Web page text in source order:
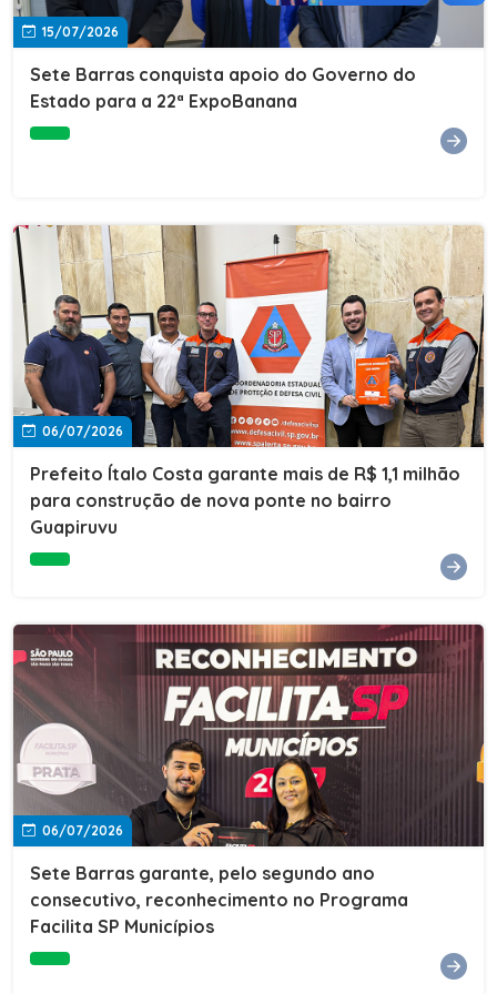
15/07/2026
Sete Barras conquista apoio do Governo do
Estado para a 22ª ExpoBanana
06/07/2026
Prefeito Ítalo Costa garante mais de R$ 1,1 milhão
para construção de nova ponte no bairro
Guapiruvu
06/07/2026
Sete Barras garante, pelo segundo ano
consecutivo, reconhecimento no Programa
Facilita SP Municípios